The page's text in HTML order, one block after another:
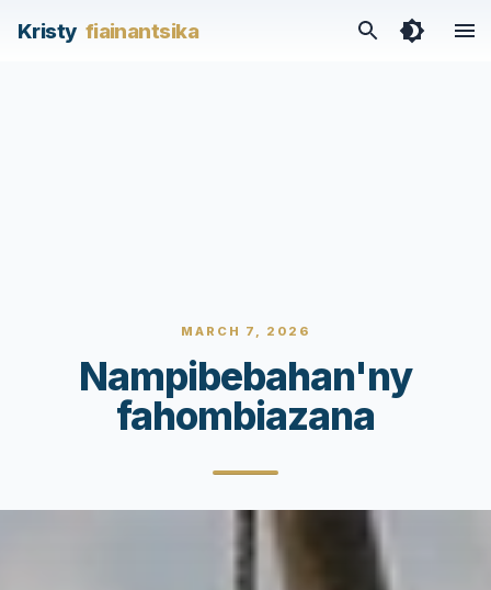
Kristy fiainantsika
MARCH 7, 2026
Nampibebahan'ny
fahombiazana